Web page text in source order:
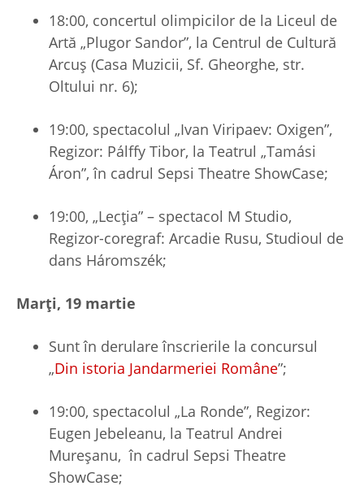
18:00, concertul olimpicilor de la Liceul de
Artă „Plugor Sandor”, la Centrul de Cultură
Arcuș (Casa Muzicii, Sf. Gheorghe, str.
Oltului nr. 6);
19:00, spectacolul „Ivan Viripaev: Oxigen”,
Regizor: Pálffy Tibor, la Teatrul „Tamási
Áron”, în cadrul Sepsi Theatre ShowCase;
19:00, „Lecția” – spectacol M Studio,
Regizor-coregraf: Arcadie Rusu, Studioul de
dans Háromszék;
Marți, 19 martie
Sunt în derulare înscrierile la concursul
„Din istoria Jandarmeriei Române”;
19:00, spectacolul „La Ronde”, Regizor:
Eugen Jebeleanu, la Teatrul Andrei
Mureșanu, în cadrul Sepsi Theatre
ShowCase;